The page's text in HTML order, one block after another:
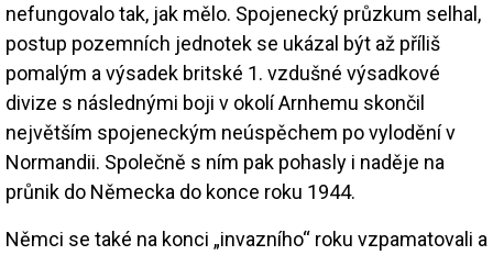
nefungovalo tak, jak mělo. Spojenecký průzkum selhal,
postup pozemních jednotek se ukázal být až příliš
pomalým a výsadek britské 1. vzdušné výsadkové
divize s následnými boji v okolí Arnhemu skončil
největším spojeneckým neúspěchem po vylodění v
Normandii. Společně s ním pak pohasly i naděje na
průnik do Německa do konce roku 1944.
Němci se také na konci „invazního“ roku vzpamatovali a